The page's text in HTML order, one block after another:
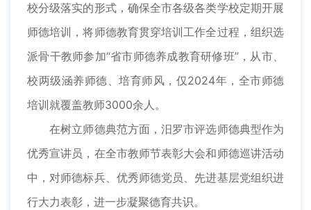
校分级落实的形式，确保全市各级各类学校定期开展
师德培训，将师德教育贯穿培训工作全过程，组织选
派骨干教师参加“省市师德养成教育研修班”，从市、
校两级涵养师德、培育师风，仅2024年，全市师德
培训就覆盖教师3000余人。
在树立师德典范方面，汨罗市评选师德典型作为
优秀宣讲员，在全市教师节表彰大会和师德巡讲活动
中，对师德标兵、优秀师德党员、先进基层党组织进
行大力表彰，进一步凝聚德育共识。